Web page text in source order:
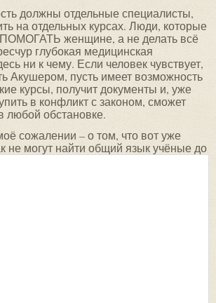
должны отдельные специалисты,
на отдельных курсах. Люди, которые
ПОМОГАТЬ женщине, а не делать всё
глубокая медицинская
ни к чему. Если человек чувствует,
Акушером, пусть имеет возможность
курсы, получит документы и, уже
в конфликт с законом, сможет
любой обстановке.
сожалении – о том, что вот уже
не могут найти общий язык учёные до